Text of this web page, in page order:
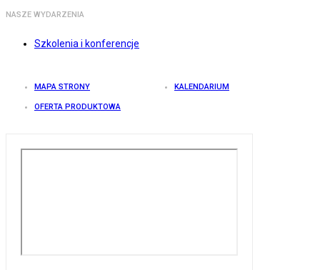
NASZE WYDARZENIA
Szkolenia i konferencje
MAPA STRONY KALENDARIUM
OFERTA PRODUKTOWA